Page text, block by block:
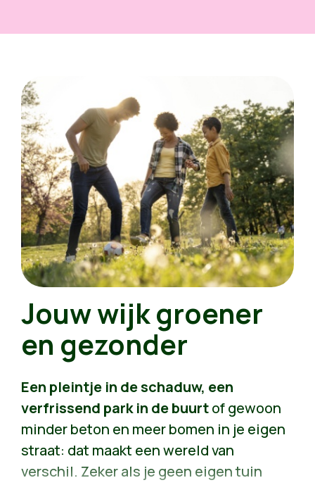
Jouw wijk groener
en gezonder
Een pleintje in de schaduw, een
verfrissend park in de buurtof gewoon
minder beton en meer bomen in je eigen
straat: dat maakt een wereld van
verschil. Zeker als je geen eigen tuin